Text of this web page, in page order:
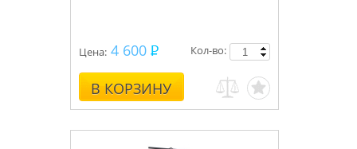
Цена: 4 600
В КОРЗИНУ
Кол-во: